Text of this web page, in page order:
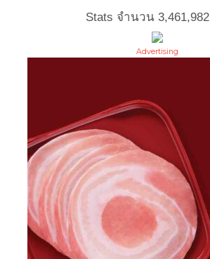
Stats จำนวน 3,461,982
Advertising